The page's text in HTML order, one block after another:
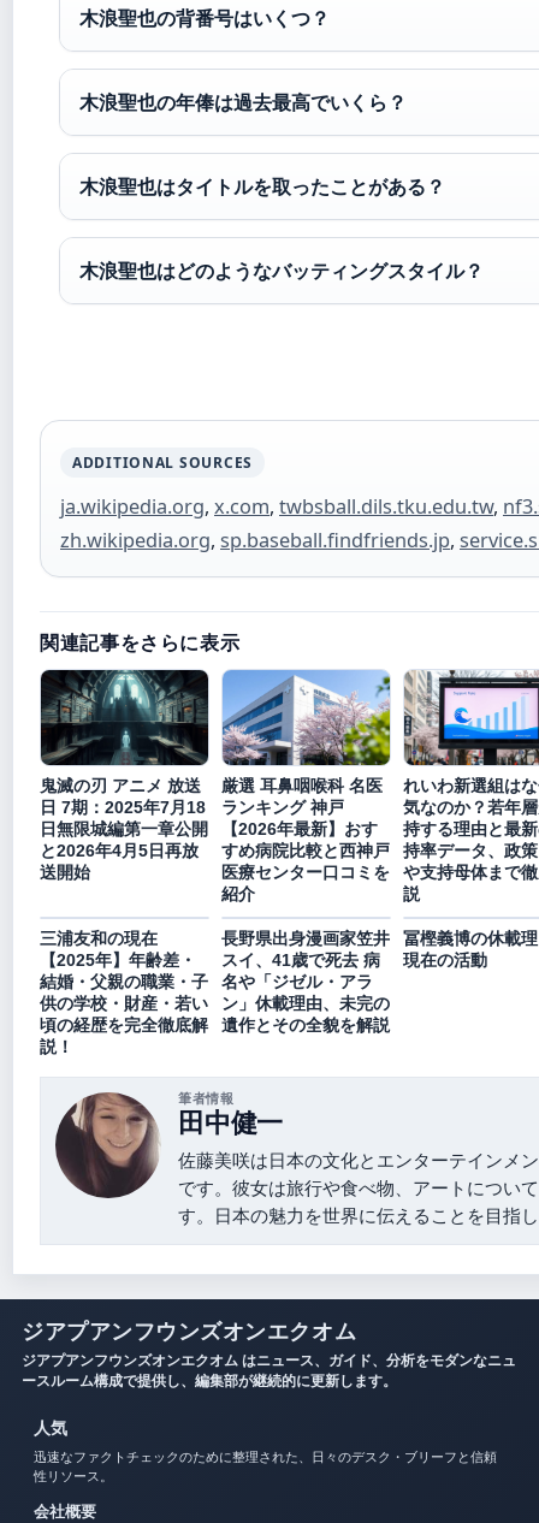
木浪聖也の背番号はいくつ？
木浪聖也の年俸は過去最高でいくら？
木浪聖也はタイトルを取ったことがある？
木浪聖也はどのようなバッティングスタイル？
ADDITIONAL SOURCES
ja.wikipedia.org, x.com, twbsball.dils.tku.edu.tw,
zh.wikipedia.org, sp.baseball.findfriends.jp,
関連記事をさらに表示
鬼滅の刃 アニメ 放送
日 7期：2025年7月18
日無限城編第一章公開
と2026年4月5日再放
送開始
厳選 耳鼻咽喉科 名医
ランキング 神戸
【2026年最新】おす
すめ病院比較と西神戸
医療センター口コミを
紹介
れいわ新選組は
気なのか？若年
持する理由と最
持率データ、政
や支持母体まで
説
三浦友和の現在
【2025年】年齢差・
結婚・父親の職業・子
供の学校・財産・若い
頃の経歴を完全徹底解
説！
長野県出身漫画家笠井
スイ、41歳で死去 病
名や「ジゼル・アラ
ン」休載理由、未完の
遺作とその全貌を解説
冨樫義博の休載
現在の活動
筆者情報
田中健一
佐藤美咲は日本の文化とエンターテインメ
です。彼女は旅行や食べ物、アートについ
す。日本の魅力を世界に伝えることを目指
ジアプアンフウンズオンエクオム
ジアプアンフウンズオンエクオム はニュース、ガイド、分析をモダンなニュ
ースルーム構成で提供し、編集部が継続的に更新します。
人気
迅速なファクトチェックのために整理された、日々のデスク・ブリーフと信頼
性リソース。
会社概要